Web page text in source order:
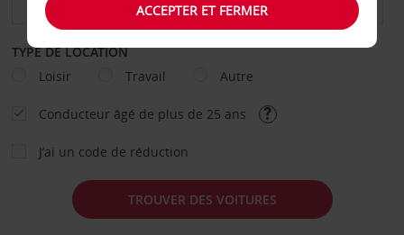
TYPE DE LOCATION
Loisir
Travail Autre
Conducteur âgé de plus de 25 ans
J’ai un code de réduction
TROUVER DES VOITURES
ACCEPTER ET FERMER